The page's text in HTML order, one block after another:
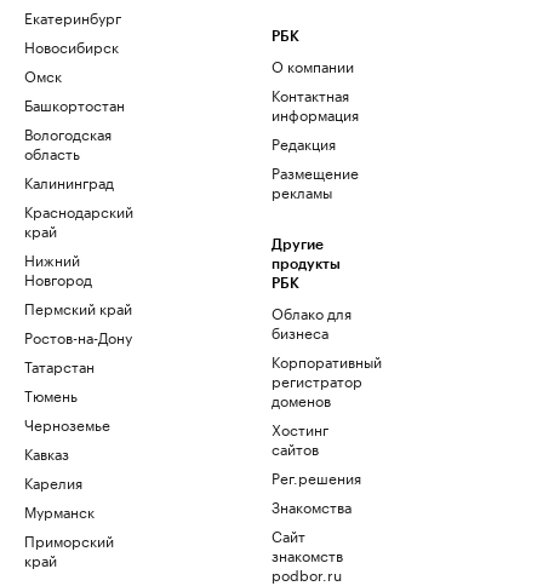
Екатеринбург
Новосибирск
Омск
Башкортостан
Вологодская
область
Калининград
Краснодарский
край
Нижний
Новгород
Пермский край
Ростов-на-Дону
Татарстан
Тюмень
Черноземье
Кавказ
Карелия
Мурманск
Приморский
край
РБК
О компании
Контактная
информация
Редакция
Размещение
рекламы
Другие
продукты
РБК
Облако для
бизнеса
Корпоративный
регистратор
доменов
Хостинг
сайтов
Рег.решения
Знакомства
Сайт
знакомств
podbor.ru